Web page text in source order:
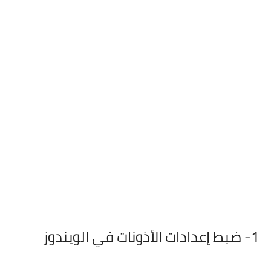
1- ضبط إعدادات الأذونات في الويندوز